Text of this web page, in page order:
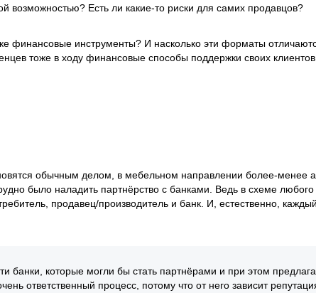
возможностью? Есть ли какие-то риски для самих продавцов?
финансовые инструменты? И насколько эти форматы
тоже в ходу финансовые способы поддержки своих клиентов.
обычным делом, в мебельном направлении более-менее
было наладить партнёрство с банками. Ведь в схеме любого
продавец/производитель и банк. И, естественно,
банки, которые могли бы стать партнёрами и при этом
ответственный процесс, потому что от него зависит